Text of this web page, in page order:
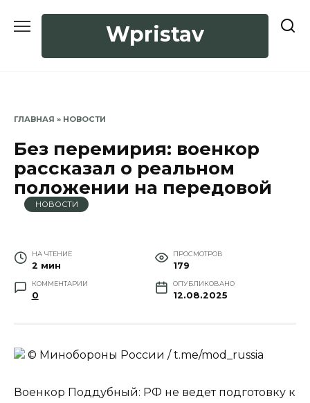
Wpristav
ГЛАВНАЯ » НОВОСТИ
Без перемирия: военкор
рассказал о реальном
положении на передовой
НОВОСТИ
НА ЧТЕНИЕ
2 мин
ПРОСМОТРОВ
179
КОММЕНТАРИИ
0
ОПУБЛИКОВАНО
12.08.2025
© Минобороны России / t.me/mod_russia
Военкор Поддубный: РФ не ведет подготовку к